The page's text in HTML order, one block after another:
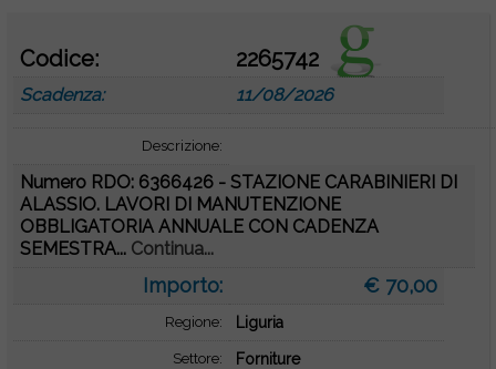
Codice: 2265742
Scadenza: 11/08/2026
Descrizione:
Numero RDO: 6366426 - STAZIONE CARABINIERI DI
ALASSIO. LAVORI DI MANUTENZIONE
OBBLIGATORIA ANNUALE CON CADENZA
SEMESTRA... Continua...
Importo: € 70,00
Regione: Liguria
Settore: Forniture